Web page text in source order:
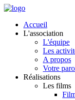
Accueil
L'association
L'équipe
Les
A propos
Votre
Réalisations
Les films